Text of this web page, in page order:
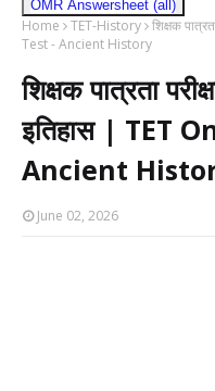
OMR Answersheet (all)
Home TET-History शिक्षक
Test - Ancient History
शिक्षक पात्रता
इतिहास | TET
Ancient
June 02, 2026